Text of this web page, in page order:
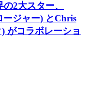
2大スター、
ージャー) とChris
がコラボレーショ